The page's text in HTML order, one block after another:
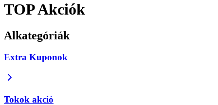
TOP Akciók
Alkategóriák
Extra Kuponok
Tokok akció